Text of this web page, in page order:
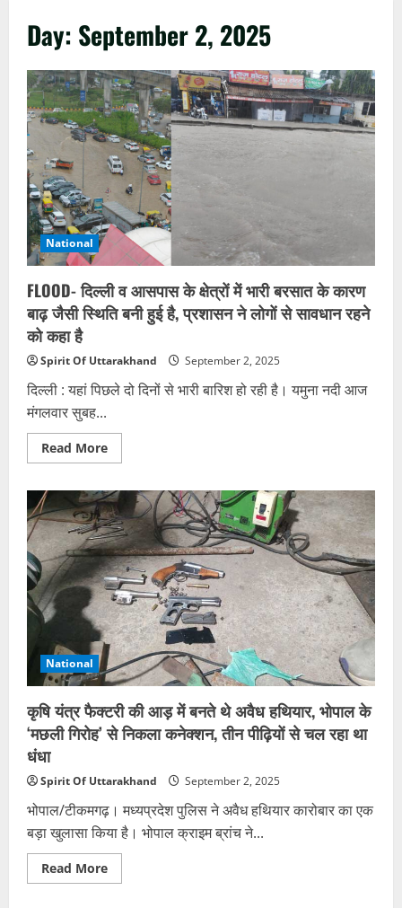
Day: September 2, 2025
National
FLOOD- दिल्ली व आसपास के क्षेत्रों में भारी बरसात के कारण
बाढ़ जैसी स्थिति बनी हुई है, प्रशासन ने लोगों से सावधान रहने
को कहा है
Spirit Of Uttarakhand September 2, 2025
दिल्ली : यहां पिछले दो दिनों से भारी बारिश हो रही है। यमुना नदी आज
मंगलवार सुबह...
Read MoreRead
more
दिल्ली
व
आसपास
के
क्षेत्रों
में
भारी
बरसात
के
कारण
बाढ़
जैसी
स्थिति
बनी
हुई
है,
ने
लोगों
से
कहा
National
कृषि यंत्र फैक्टरी की आड़ में बनते थे अवैध हथियार, भोपाल के
‘मछली गिरोह’ से निकला कनेक्शन, तीन पीढ़ियों से चल रहा था
धंधा
Spirit Of Uttarakhand September 2, 2025
भोपाल/टीकमगढ़। मध्यप्रदेश पुलिस ने अवैध हथियार कारोबार का एक
बड़ा खुलासा किया है। भोपाल क्राइम ब्रांच ने...
Read MoreRead
more